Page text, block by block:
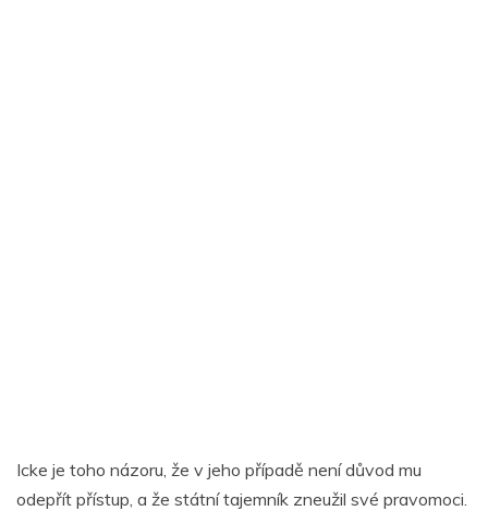
Icke je toho názoru, že v jeho případě není důvod mu
odepřít přístup, a že státní tajemník zneužil své pravomoci.